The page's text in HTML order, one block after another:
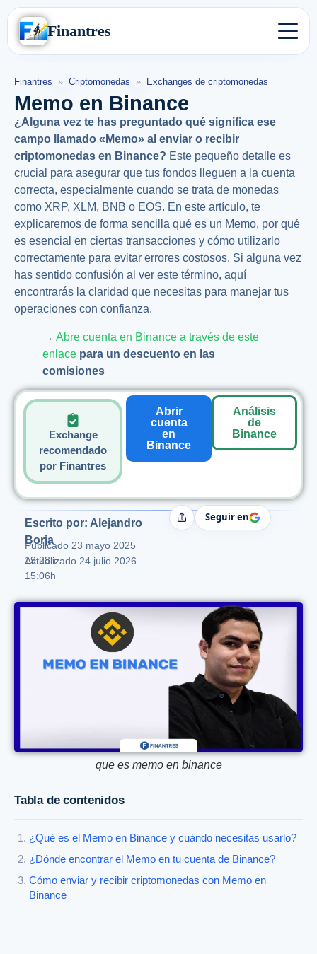
Finantres
Finantres » Criptomonedas » Exchanges de criptomonedas
Memo en Binance
¿Alguna vez te has preguntado qué significa ese
campo llamado «Memo» al enviar o recibir
criptomonedas en Binance? Este pequeño detalle es
crucial para asegurar que tus fondos lleguen a la cuenta
correcta, especialmente cuando se trata de monedas
como XRP, XLM, BNB o EOS. En este artículo, te
explicaremos de forma sencilla qué es un Memo, por qué
es esencial en ciertas transacciones y cómo utilizarlo
correctamente para evitar errores costosos. Si alguna vez
has sentido confusión al ver este término, aquí
encontrarás la claridad que necesitas para manejar tus
operaciones con confianza.
→ Abre cuenta en Binance a través de este
enlace para un descuento en las
comisiones
Exchange
recomendado
por Finantres
Abrir
cuenta
en
Binance
Análisis
de
Binance
Escrito por: Alejandro
Borja
Publicado 23 mayo 2025
19:28h
Actualizado 24 julio 2026
15:06h
CompartirSeguir en
que es memo en binance
Tabla de contenidos
¿Qué es el Memo en Binance y cuándo necesitas usarlo?
¿Dónde encontrar el Memo en tu cuenta de Binance?
Cómo enviar y recibir criptomonedas con Memo en
Binance